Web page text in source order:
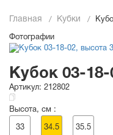
Главная Кубки
Фотографии
Кубок 03-
Артикул: 212802
Высота, см :
33 34.5 35.5